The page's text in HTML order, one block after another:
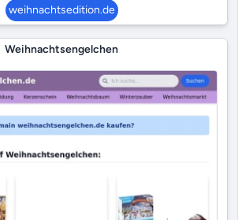
weihnachtsedition.de
Weihnachtsengelchen